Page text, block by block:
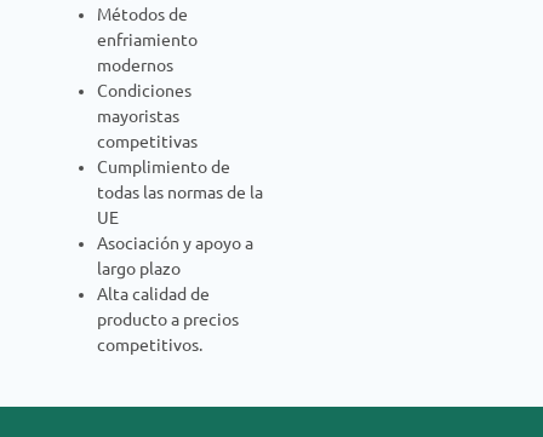
Métodos de
enfriamiento
modernos
Condiciones
mayoristas
competitivas
Cumplimiento de
todas las normas de la
UE
Asociación y apoyo a
largo plazo
Alta calidad de
producto a precios
competitivos.